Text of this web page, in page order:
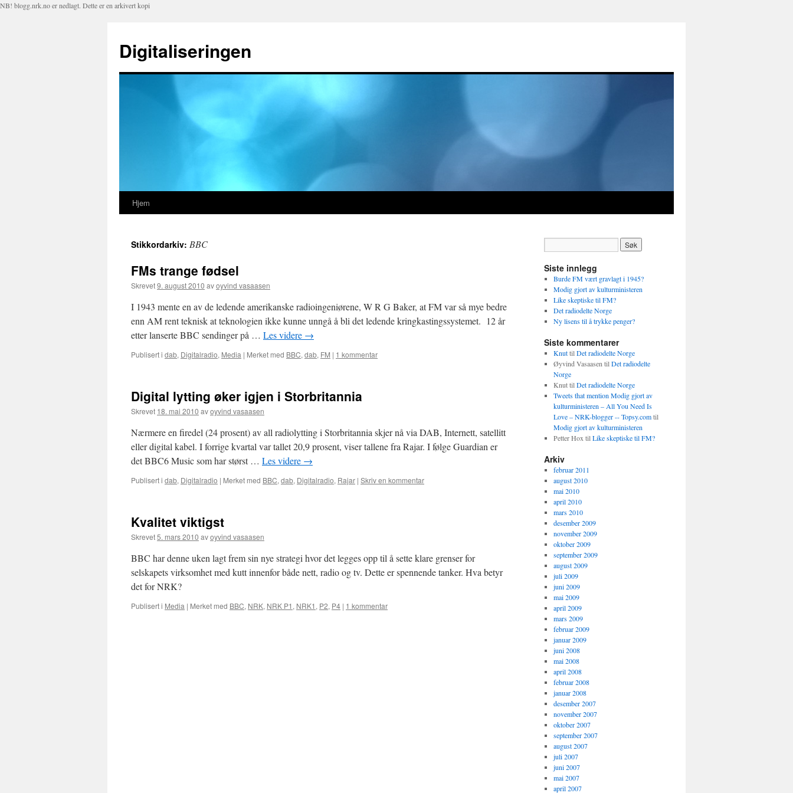
NB! blogg.nrk.no er nedlagt. Dette er en arkivert kopi
Digitaliseringen
Hopp
innhold
Hjem
Stikkordarkiv: BBC
FMs trange fødsel
Skrevet9. august 2010 avoyvind vasaasen
I 1943 mente en av de ledende amerikanske radioingeniørene, W R G Baker, at FM var så mye bedre
enn AM rent teknisk at teknologien ikke kunne unngå å bli det ledende kringkastingssystemet. 12 år
etter lanserte BBC sendinger på … Les videre →
Publisert i dab, Digitalradio, Media | Merket med BBC, dab, FM | 1 kommentar
Digital lytting øker igjen i Storbritannia
Skrevet 18. mai 2010 avoyvind vasaasen
Nærmere en firedel (24 prosent) av all radiolytting i Storbritannia skjer nå via DAB, Internett, satellitt
eller digital kabel. I forrige kvartal var tallet 20,9 prosent, viser tallene fra Rajar. I følge Guardian er
det BBC6 Music som har størst … Les videre →
Publisert i dab, Digitalradio | Merket med BBC, dab, Digitalradio, Rajar | Skriv en kommentar
Kvalitet viktigst
Skrevet5. mars 2010 avoyvind vasaasen
BBC har denne uken lagt frem sin nye strategi hvor det legges opp til å sette klare grenser for
selskapets virksomhet med kutt innenfor både nett, radio og tv. Dette er spennende tanker. Hva betyr
det for NRK?
Publisert i Media | Merket med BBC, NRK, NRK P1 , NRK1 , P2, P4 | 1 kommentar
Siste innlegg
Burde FM vært gravlagt i 1945?
Modig gjort av kulturministeren
Like skeptiske til FM?
Det radiodelte Norge
Ny lisens til å trykke penger?
Siste kommentarer
KnuttilDet radiodelte Norge
Øyvind Vasaasen tilDet radiodelte
Norge
KnuttilDet radiodelte Norge
Tweets that mention Modig gjort av
kulturministeren – All You Need Is
Love – NRK-blogger -- Topsy.comtil
Modig gjort av kulturministeren
Petter Hox tilLike skeptiske til FM?
Arkiv
februar 2011
august 2010
mai 2010
april 2010
mars 2010
desember 2009
november 2009
oktober 2009
september 2009
august 2009
juli 2009
juni 2009
mai 2009
april 2009
mars 2009
februar 2009
januar 2009
juni 2008
mai 2008
april 2008
februar 2008
januar 2008
desember 2007
november 2007
oktober 2007
september 2007
august 2007
juli 2007
juni 2007
mai 2007
april 2007